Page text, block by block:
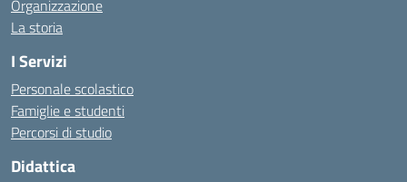
Organizzazione
La storia
I Servizi
Personale scolastico
Famiglie e studenti
Percorsi di studio
Didattica